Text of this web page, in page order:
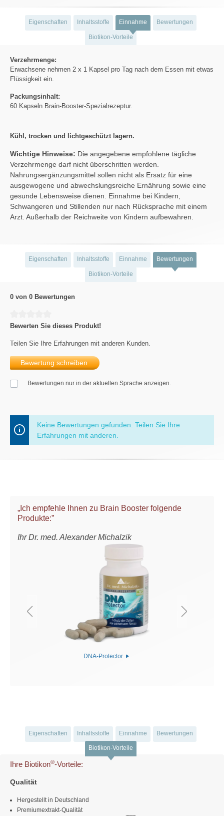
Eigenschaften Inhaltsstoffe Einnahme Bewertungen
Biotikon-Vorteile
Verzehrmenge:
Erwachsene nehmen 2 x 1 Kapsel pro Tag nach dem Essen mit etwas
Flüssigkeit ein.
Packungsinhalt:
60 Kapseln Brain-Booster-Spezialrezeptur.
Kühl, trocken und lichtgeschützt lagern.
Wichtige Hinweise: Die angegebene empfohlene tägliche
Verzehrmenge darf nicht überschritten werden.
Nahrungsergänzungsmittel sollen nicht als Ersatz für eine
ausgewogene und abwechslungsreiche Ernährung sowie eine
gesunde Lebensweise dienen. Einnahme bei Kindern,
Schwangeren und Stillenden nur nach Rücksprache mit einem
Arzt. Außerhalb der Reichweite von Kindern aufbewahren.
Eigenschaften Inhaltsstoffe Einnahme Bewertungen
Biotikon-Vorteile
0 von 0 Bewertungen
Bewerten Sie dieses Produkt!
Teilen Sie Ihre Erfahrungen mit anderen Kunden.
Bewertung schreiben
Bewertungen nur in der aktuellen Sprache anzeigen.
Keine Bewertungen gefunden. Teilen Sie Ihre
Erfahrungen mit anderen.
„Ich empfehle Ihnen zu Brain Booster folgende
Produkte:”
Ihr Dr. med. Alexander Michalzik
DNA-Protector
Eigenschaften Inhaltsstoffe Einnahme Bewertungen
Biotikon-Vorteile
Ihre Biotikon®-Vorteile:
Qualität
Hergestellt in Deutschland
Premiumextrakt-Qualität